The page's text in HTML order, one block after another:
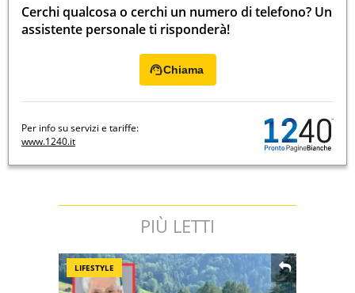
Cerchi qualcosa o cerchi un numero di telefono? Un
assistente personale ti risponderà!
Chiama
Per info su servizi e tariffe:
www.1240.it
PIÙ LETTI
LIFESTYLE